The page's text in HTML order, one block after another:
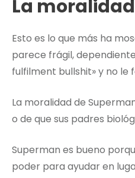
La
Esto es lo que más ha
parece frágil,
fulfilment bullshit» y no le
La moralidad de
o de que sus padres
Superman es bueno
poder para ayudar en